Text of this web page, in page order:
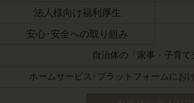
法人様向け福利厚生
安心･安全への取り組み
自治体の「家事・子育て
ホームサービス･プラットフォームにお